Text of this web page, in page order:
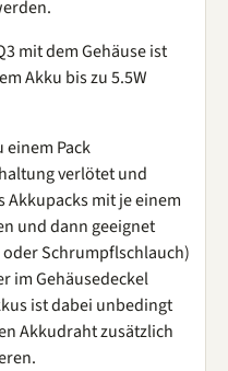
mit dem Gehäuse ist
Akku bis zu 5.5W
einem Pack
verlötet und
Akkupacks mit je einem
und dann geeignet
Schrumpflschlauch)
im Gehäusedeckel
ist dabei unbedingt
Akkudraht zusätzlich